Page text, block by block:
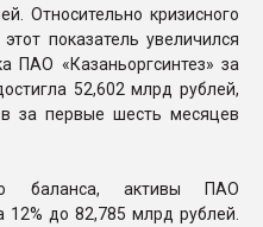
Относительно кризисного
показатель увеличился
ПАО «Казаньоргсинтез» за
52,602 млрд рублей,
за первые шесть месяцев
баланса, активы ПАО
12% до 82,785 млрд рублей.